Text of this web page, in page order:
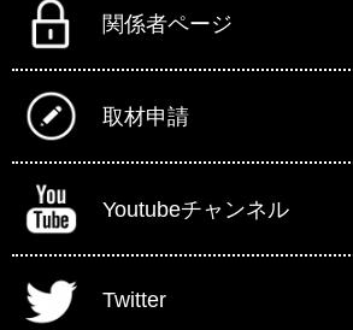
関係者ページ
取材申請
Youtubeチャンネル
Twitter